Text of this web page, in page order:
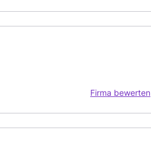
Firma bewerten